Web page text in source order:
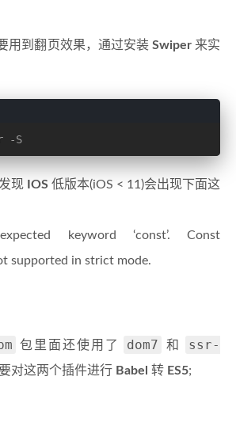
用到翻页效果，通过安装 Swiper来实
-S
现 IOS 低版本(iOS < 11)会出现下面这
keyword ‘const’. Const
supported in strict mode.
包里面还使用了 dom7 和
ssr-
对这两个插件进行 Babel 转 ES5;